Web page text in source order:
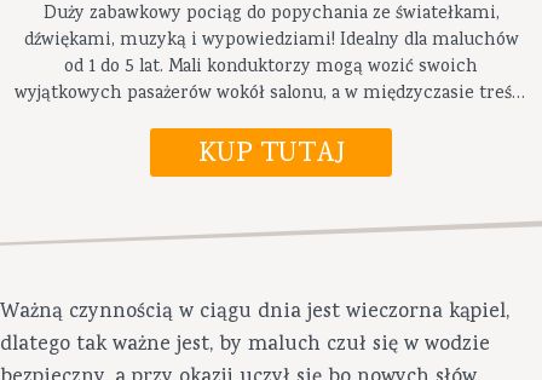
Duży zabawkowy pociąg do popychania ze światełkami,
dźwiękami, muzyką i wypowiedziami! Idealny dla maluchów
od 1 do 5 lat. Mali konduktorzy mogą wozić swoich
wyjątkowych pasażerów wokół salonu, a w międzyczasie treści
i nie tylko.
Ważną czynnością w ciągu dnia jest wieczorna kąpiel,
dlatego tak ważne jest, by maluch czuł się w wodzie